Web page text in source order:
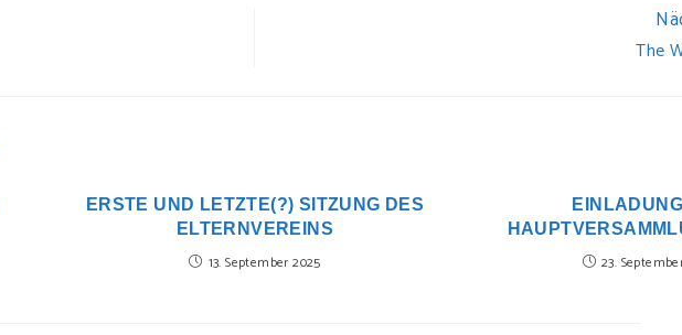
The
ERSTE UND LETZTE(?) SITZUNG DES
ELTERNVEREINS
13. September 2025 23.